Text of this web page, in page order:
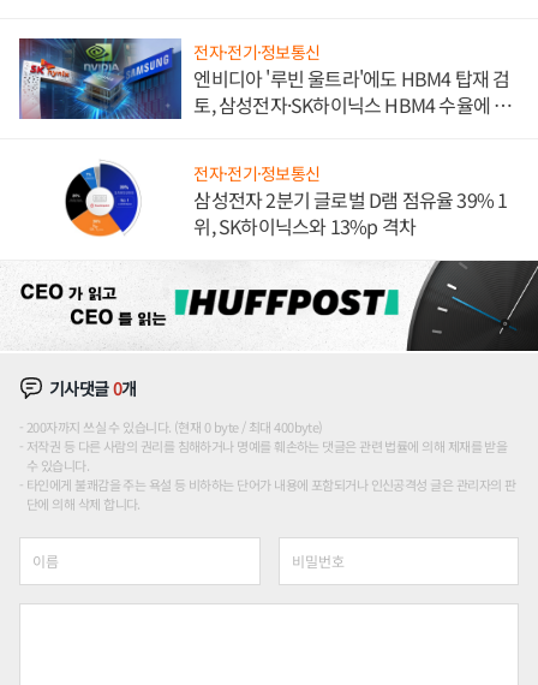
전자·전기·정보통신
엔비디아 '루빈 울트라'에도 HBM4 탑재 검
토, 삼성전자·SK하이닉스 HBM4 수율에 주
전자·전기·정보통신
삼성전자 2분기 글로벌 D램 점유율 39% 1
위, SK하이닉스와 13%p 격차
기사댓글0개
200자까지 쓰실 수 있습니다. (현재 0 byte / 최대 400byte)
저작권 등 다른 사람의 권리를 침해하거나 명예를 훼손하는 댓글은 관련 법률에 의해 제재를 받을
수 있습니다.
타인에게 불쾌감을 주는 욕설 등 비하하는 단어가 내용에 포함되거나 인신공격성 글은 관리자의 판
단에 의해 삭제 합니다.